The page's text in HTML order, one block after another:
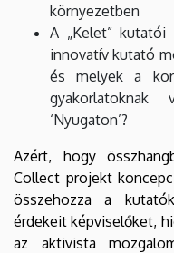
környezetben
A „Kelet” kutatói
innovatív kutató
és melyek a
gyakorlatoknak
‘Nyugaton’?
Azért, hogy
Collect projekt
összehozza a
érdekeit képviselőket,
az aktivista